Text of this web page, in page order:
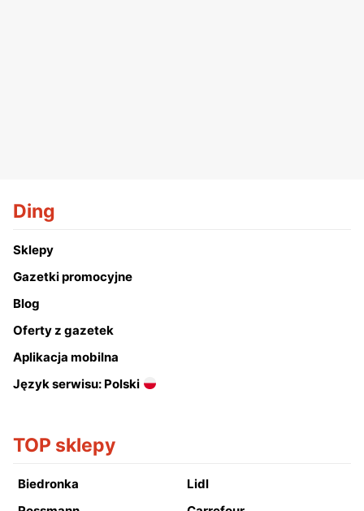
Ding
Sklepy
Gazetki promocyjne
Blog
Oferty z gazetek
Aplikacja mobilna
Język serwisu: Polski
TOP sklepy
Biedronka
Lidl